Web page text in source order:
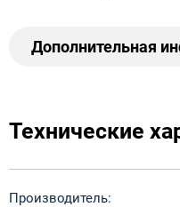
Дополнительная
Технические
Производитель: